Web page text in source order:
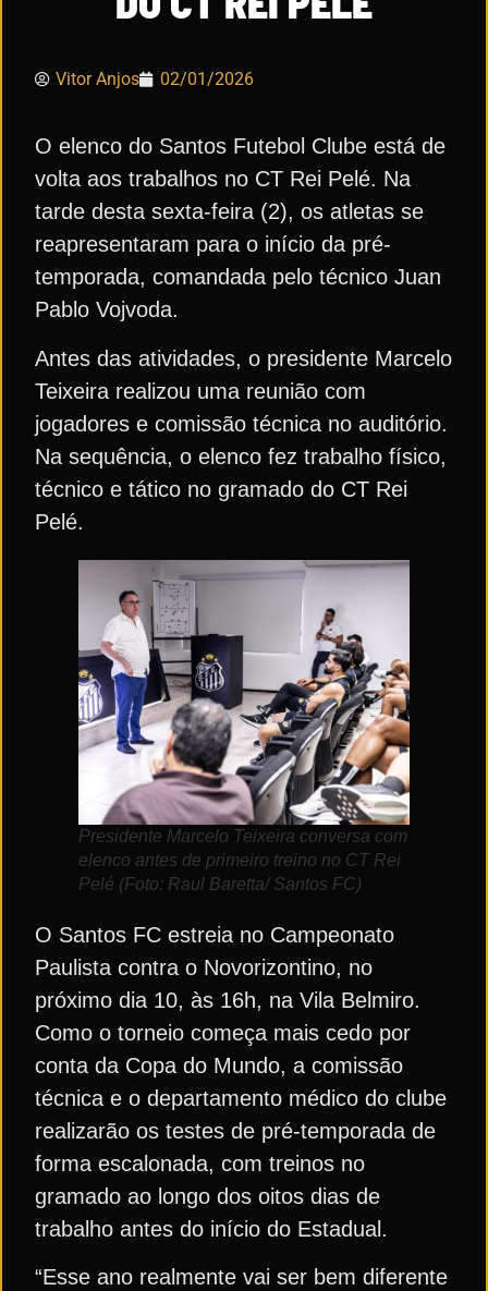
Vitor Anjos 02/01/2026
O elenco do Santos Futebol Clube está de
volta aos trabalhos no CT Rei Pelé. Na
tarde desta sexta-feira (2), os atletas se
reapresentaram para o início da pré-
temporada, comandada pelo técnico Juan
Pablo Vojvoda.
Antes das atividades, o presidente Marcelo
Teixeira realizou uma reunião com
jogadores e comissão técnica no auditório.
Na sequência, o elenco fez trabalho físico,
técnico e tático no gramado do CT Rei
Pelé.
Presidente Marcelo Teixeira conversa com
elenco antes de primeiro treino no CT Rei
Pelé (Foto: Raul Baretta/ Santos FC)
O Santos FC estreia no Campeonato
Paulista contra o Novorizontino, no
próximo dia 10, às 16h, na Vila Belmiro.
Como o torneio começa mais cedo por
conta da Copa do Mundo, a comissão
técnica e o departamento médico do clube
realizarão os testes de pré-temporada de
forma escalonada, com treinos no
gramado ao longo dos oitos dias de
trabalho antes do início do Estadual.
“Esse ano realmente vai ser bem diferente